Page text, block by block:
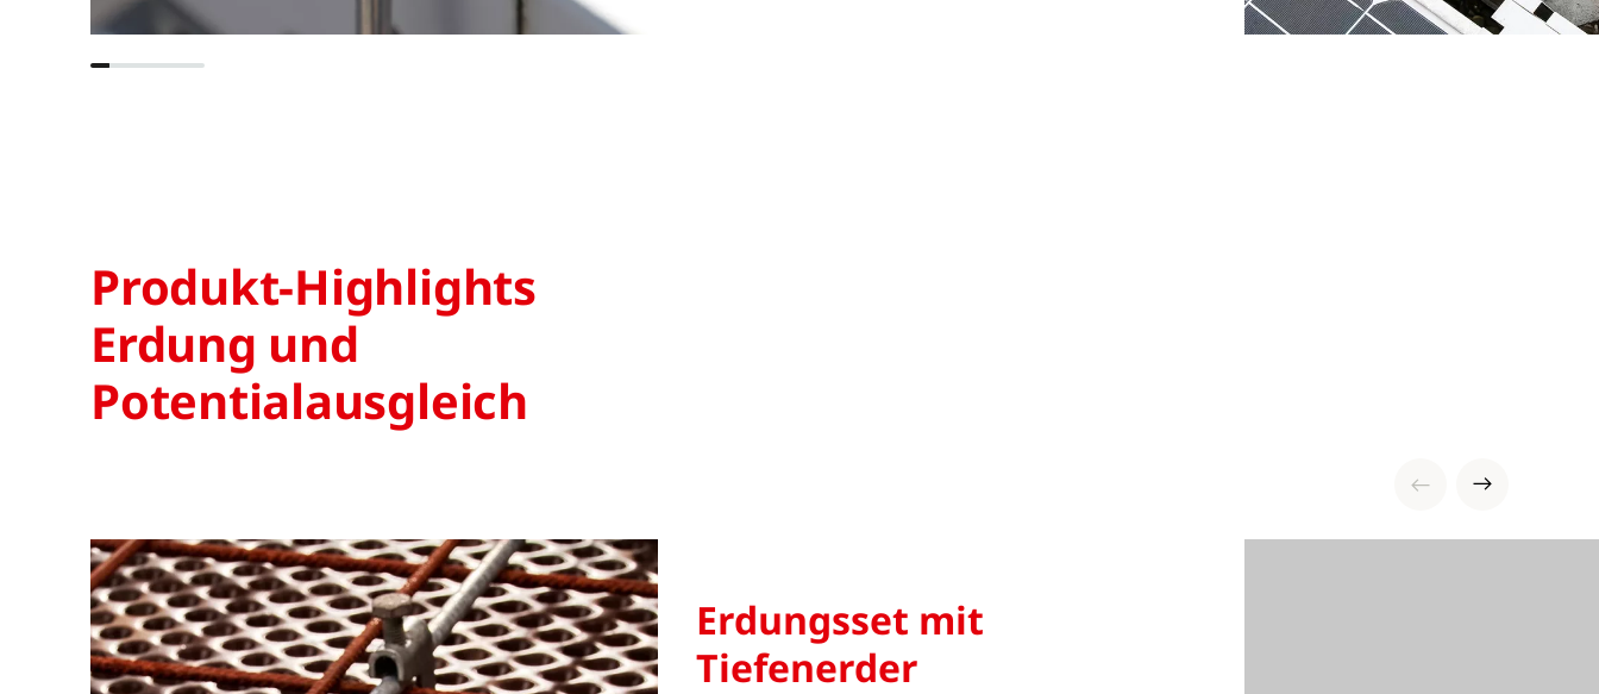
Produkt-Highlights
Erdung und
Potentialausgleich
Erdungsset mit
Tiefenerder